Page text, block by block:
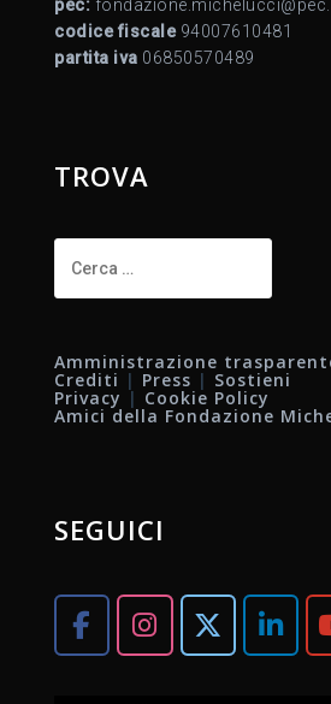
pec:
codice fiscale94007610481
partita iva 06850570489
TROVA
per:
Amministrazione
Crediti | Press | Sostieni
Privacy | Cookie Policy
Amici della Fondazione
SEGUICI